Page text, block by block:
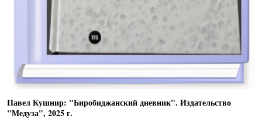
Павел Кушнир: "Биробиджанский дневник". Издательство
"Медуза", 2025 г.